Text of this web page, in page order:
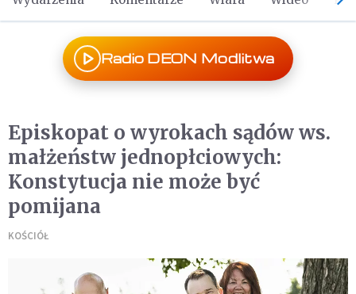
Radio DEON Modlitwa
Episkopat o wyrokach sądów ws.
małżeństw jednopłciowych:
Konstytucja nie może być
pomijana
KOŚCIÓŁ